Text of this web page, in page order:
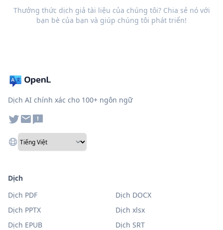
Thưởng thức dịch giả tài liệu của chúng tôi? Chia sẻ nó với
bạn bè của bạn và giúp chúng tôi phát triển!
Dịch AI chính xác cho 100+ ngôn ngữ
Dịch
Dịch PDF
Dịch DOCX
Dịch PPTX
Dịch xlsx
Dịch EPUB
Dịch SRT